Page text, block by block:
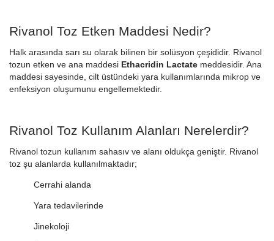
Rivanol Toz Etken Maddesi Nedir?
Halk arasında sarı su olarak bilinen bir solüsyon çeşididir. Rivanol
tozun etken ve ana maddesi Ethacridin Lactate meddesidir. Ana
maddesi sayesinde, cilt üstündeki yara kullanımlarında mikrop ve
enfeksiyon oluşumunu engellemektedir.
Rivanol Toz Kullanım Alanları Nerelerdir?
Rivanol tozun kullanım sahasıv ve alanı oldukça geniştir. Rivanol
toz şu alanlarda kullanılmaktadır;
Cerrahi alanda
Yara tedavilerinde
Jinekoloji